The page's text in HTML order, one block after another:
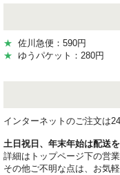
★ 佐川急便：590円
★ ゆうパケット：280円
インターネットのご注文は
土日祝日、年末年始は配送
詳細はトップページ下の営
その他ご不明な点は、お気